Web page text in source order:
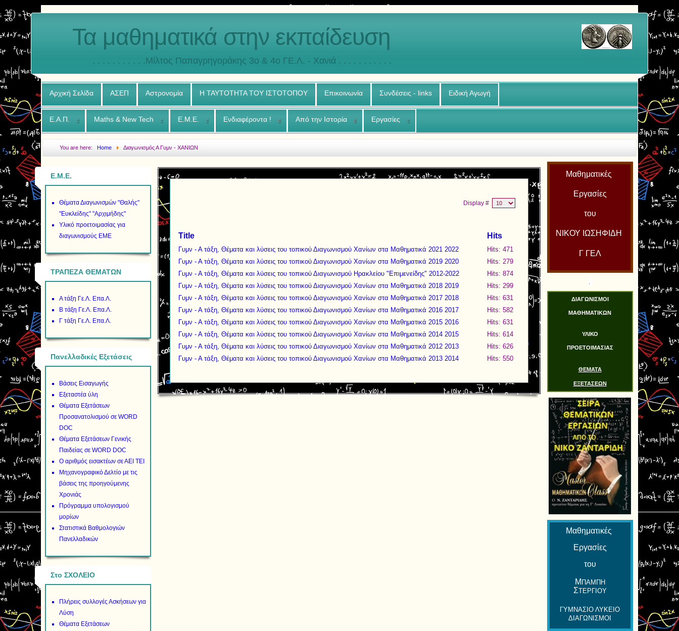
Τα μαθηματικά στην εκπαίδευση
. . . . . . . . . . .Μίλτος Παπαγρηγοράκης 3o & 4ο ΓΕ.Λ. - Χανιά . . . . . . . . . . .
Αρχική Σελίδα ΑΣΕΠ Αστρονομία Η ΤΑΥΤΟΤΗΤΑ ΤΟΥ ΙΣΤΟΤΟΠΟΥ Επικοινωνία Συνδέσεις - links Ειδική Αγωγή
Ε.Α.Π. Maths & New Tech Ε.Μ.Ε. Ενδιαφέροντα ! Από την Ιστορία Εργασίες
You are here:Home Διαγωνισμός Α Γυμν - ΧΑΝΙΩΝ
Ε.Μ.Ε.
Θέματα Διαγωνισμών "Θαλής"
"Ευκλείδης" "Αρχιμήδης"
Υλικό προετοιμασίας για
διαγωνισμούς ΕΜΕ
ΤΡΑΠΕΖΑ ΘΕΜΑΤΩΝ
Α τάξη Γε.Λ. Επα.Λ.
Β τάξη Γε.Λ. Επα.Λ.
Γ τάξη Γε.Λ. Επα.Λ.
Πανελλαδικές Εξετάσεις
Βάσεις Εισαγωγής
Εξεταστέα ύλη
Θέματα Εξετάσεων
Προσανατολισμού σε WORD
DOC
Θέματα Εξετάσεων Γενικής
Παιδείας σε WORD DOC
Ο αριθμός εισακτέων σε ΑΕΙ ΤΕΙ
Μηχανογραφικό Δελτίο με τις
βάσεις της προηγούμενης
Χρονιάς
Πρόγραμμα υπολογισμού
μορίων
Στατιστικά Βαθμολογιών
Πανελλαδικών
Στο ΣΧΟΛΕΙΟ
Πλήρεις συλλογές Ασκήσεων για
Λύση
Θέματα Εξετάσεων
Display #
Title Hits
Γυμν - Α τάξη, Θέματα και λύσεις του τοπικού Διαγωνισμού Χανίων στα Μαθηματικά 2021 2022
Hits: 471
Γυμν - Α τάξη, Θέματα και λύσεις του τοπικού Διαγωνισμού Χανίων στα Μαθηματικά 2019 2020
Hits: 279
Γυμν - Α τάξη, Θέματα και λύσεις του τοπικού Διαγωνισμού Ηρακλείου "Επιμενείδης" 2012-2022
Hits: 874
Γυμν - Α τάξη, Θέματα και λύσεις του τοπικού Διαγωνισμού Χανίων στα Μαθηματικά 2018 2019
Hits: 299
Γυμν - Α τάξη, Θέματα και λύσεις του τοπικού Διαγωνισμού Χανίων στα Μαθηματικά 2017 2018
Hits: 631
Γυμν - Α τάξη, Θέματα και λύσεις του τοπικού Διαγωνισμού Χανίων στα Μαθηματικά 2016 2017
Hits: 582
Γυμν - Α τάξη, Θέματα και λύσεις του τοπικού Διαγωνισμού Χανίων στα Μαθηματικά 2015 2016
Hits: 631
Γυμν - Α τάξη, Θέματα και λύσεις του τοπικού Διαγωνισμού Χανίων στα Μαθηματικά 2014 2015
Hits: 614
Γυμν - Α τάξη, Θέματα και λύσεις του τοπικού Διαγωνισμού Χανίων στα Μαθηματικά 2012 2013
Hits: 626
Γυμν - Α τάξη, Θέματα και λύσεις του τοπικού Διαγωνισμού Χανίων στα Μαθηματικά 2013 2014
Hits: 550
Μαθηματικές
Εργασίες
του
ΝΙΚΟΥ ΙΩΣΗΦΙΔΗ
Γ ΓΕΛ
.
ΔΙΑΓΩΝΙΣΜΟΙ
ΜΑΘΗΜΑΤΙΚΩΝ
ΥΛΙΚΟ
ΠΡΟΕΤΟΙΜΑΣΙΑΣ
ΘΕΜΑΤΑ
ΕΞΕΤΑΣΕΩΝ
Μαθηματικές
Εργασίες
του
Μ ΠΑΜΠΗ
ΣΤΕΡΓΙΟΥ
ΓΥΜΝΑΣΙΟ ΛΥΚΕΙΟ
ΔΙΑΓΩΝΙΣΜΟΙ